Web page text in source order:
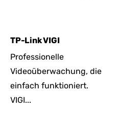
TP-Link VIGI
Professionelle
Videoüberwachung, die
einfach funktioniert.
VIGI...